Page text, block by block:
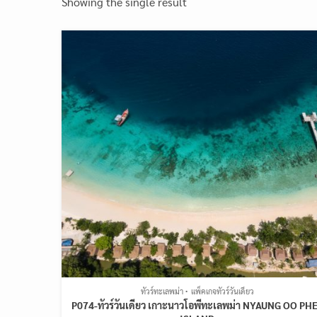
ทัวร์ทะเลพม่า แพ็คเกจทัวร์วันเดียว
P074-ทัวร์วันเดียว เกาะนาวโอพีทะเลพม่า NYAUNG OO